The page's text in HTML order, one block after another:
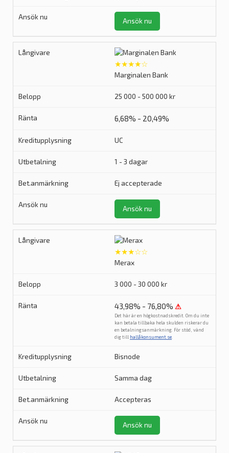
Ansök nu
★★★★☆
Marginalen Bank
25 000 - 500 000 kr
6,68% - 20,49%
UC
1 - 3 dagar
Ej accepterade
Ansök nu
★★★☆☆
Merax
3 000 - 30 000 kr
43,98% - 76,80% ⚠
Det här är en högkostnadskredit. Om du inte
kan betala tillbaka hela skulden riskerar du
en betalningsanmärkning. För stöd, vänd
dig till hallåkonsument.se
Bisnode
Samma dag
Accepteras
Ansök nu